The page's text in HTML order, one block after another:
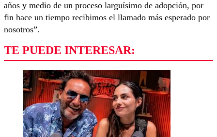
años y medio de un proceso larguísimo de adopción, por
fin hace un tiempo recibimos el llamado más esperado por
nosotros”.
TE PUEDE INTERESAR: